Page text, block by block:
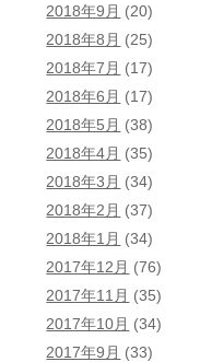
2018年9月 (20)
2018年8月 (25)
2018年7月 (17)
2018年6月 (17)
2018年5月 (38)
2018年4月 (35)
2018年3月 (34)
2018年2月 (37)
2018年1月 (34)
2017年12月 (76)
2017年11月 (35)
2017年10月 (34)
2017年9月 (33)